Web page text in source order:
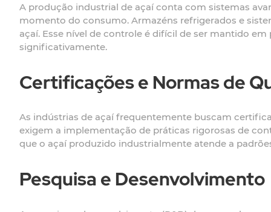
A produção industrial de açaí conta com sistemas
momento do consumo. Armazéns refrigerados e
açaí. Esse nível de controle é difícil de ser mantido
significativamente.
Certificações e Normas de
As indústrias de açaí frequentemente buscam
exigem a implementação de práticas rigorosas de
que o açaí produzido industrialmente atende a
Pesquisa e Desenvolvimento